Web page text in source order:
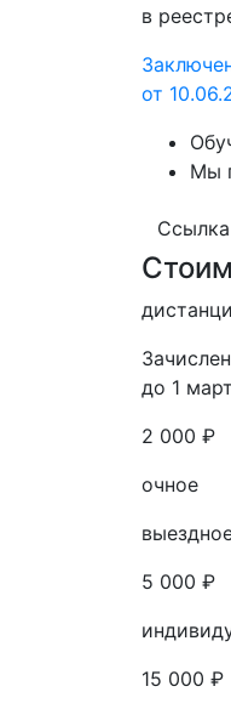
в
от
Мы
до 1
2 000 ₽
очное
5 000 ₽
15 000 ₽